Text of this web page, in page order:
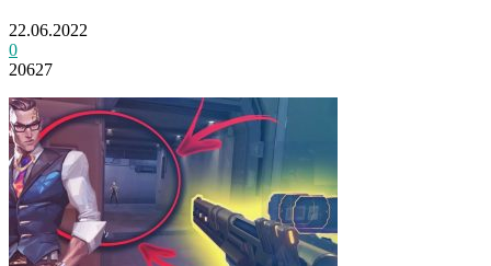
22.06.2022
0
20627